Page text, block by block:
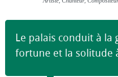
Le palais conduit à la
fortune et la solitude